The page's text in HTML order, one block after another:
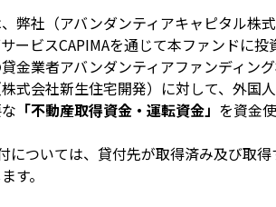
弊社（アバンダンティアキャピタル株
ービスCAPIMAを通じて本ファンドに
金業者アバンダンティアファンディン
式会社新生住宅開発）に対して、外国
「不動産取得資金・運転資金」 を資金
については、貸付先が取得済み及び取
す。